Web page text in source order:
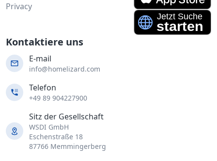
Privacy
Kontaktiere uns
E-mail
info@homelizard.com
Telefon
+49 89 904227900
Sitz der Gesellschaft
WSDI GmbH
Eschenstraße 18
87766 Memmingerberg